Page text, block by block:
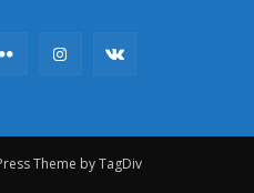
Theme by TagDiv